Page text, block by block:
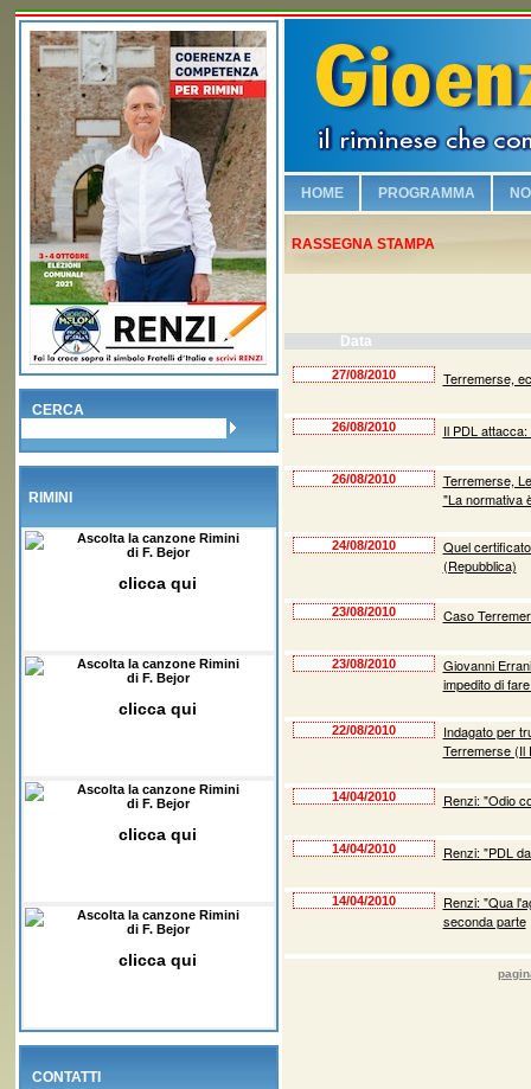
CERCA
RIMINI
Ascolta la canzone Rimini
di F. Bejor
clicca qui
Ascolta la canzone Rimini
di F. Bejor
clicca qui
Ascolta la canzone Rimini
di F. Bejor
clicca qui
Ascolta la canzone Rimini
di F. Bejor
clicca qui
CONTATTI
HOME PROGRAMMA
Viabilità e vivibilità!
Sosteniamo i
No alla Moschea nel
Piscina olimpionica e
RASSEGNA STAMPA
Data
27/08/2010 Terremerse,
26/08/2010 Il PDL
26/08/2010
Terremerse,
"La normativa
24/08/2010
Quel
(Repubblica)
23/08/2010 Caso
23/08/2010
Giovanni
impedito di
22/08/2010
Indagato per
Terremerse (Il
14/04/2010 Renzi: "Odio
14/04/2010 Renzi: "PDL
14/04/2010
Renzi: "Qua
seconda parte